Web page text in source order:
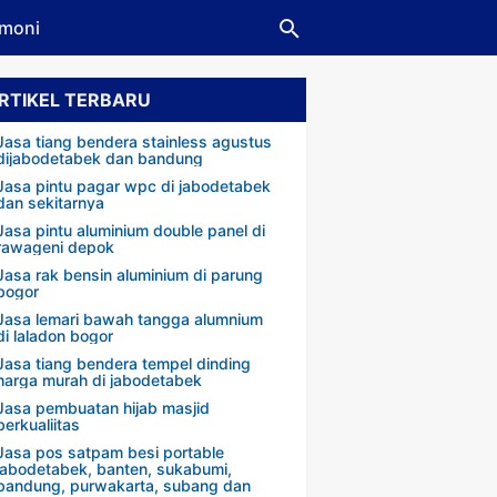
TERBARU
tiang bendera stainless agustus
dan bandung
pintu pagar wpc di jabodetabek
sekitarnya
pintu aluminium double panel di
depok
rak bensin aluminium di parung
lemari bawah tangga alumnium
laladon bogor
tiang bendera tempel dinding
murah di jabodetabek
pembuatan hijab masjid
pos satpam besi portable
banten, sukabumi,
purwakarta, subang dan